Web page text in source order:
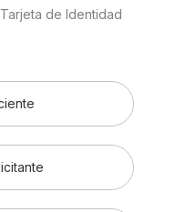
Tarjeta de Identidad